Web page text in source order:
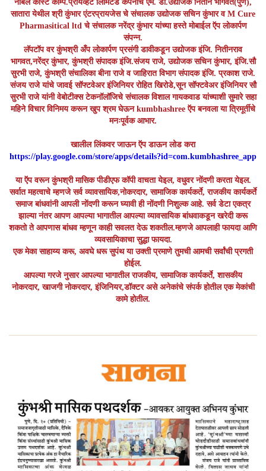
नोबेल कास्ट कॉम्प.प्रायव्हेट लिमिटेड कंपनीचे एम. डी.उद्योजक नितीन भागवत(पुणे),
सातारा येथील श्री कुंभार एंटरप्रायजेस चे संचालक उद्योजक सचिन कुंभार व M Cure
Pharmasitical ltd चे संचालक नरेंद्र कुंभार यांच्या हस्ते मोबाईल ऍप लोकार्पण
संपन्न.
लॅपटॉप वर कुंभश्री अँप लोकार्पण प्रसंगी डावीकडून उद्योजक इंजि. नितीनराव
भागवत,नरेंद्र कुंभार, कुंभश्री संपादक इंजि.संजय राजे, उद्योजक सचिन कुंभार, इंजि.सौ
सुरभी राजे, कुंभश्री संचालिका बीना राजे व जाहिरात विभाग संपादक इंजि. प्रकाश राजे.
संजय राजे यांचे जावई सॉफ्टवेअर इंजिनियर रोहित खिरोडे,सून सॉफ्टवेअर इंजिनियर सौ
सुरभी राजे यांनी वेबोटीक्स टेकनॉलॉजिचे संचालक विशाल गायकवाड यांच्याशी सुमारे सहा
महिने विचार विनिमय करून खुप श्रम घेऊन kumbhashree ऍप बनवला या त्रिमूर्तीचे
मनःपूर्वक आभार.
खालील लिंकवर जाऊन ऍप डाऊन लोड करा
https://play.google.com/store/apps/details?id=com.kumbhashree_app
या ऍप वरून कुंभश्री मासिक पीडीएफ कॉपी वाचता येइल, वधुवर नोंदणी करता येइल.
सर्वात महत्वाचे म्हणजे सर्व व्यावसायिक,नोकरदार, सामाजिक कार्यकर्ते, राजकीय कार्यकर्ते
समाज बांधवांनी आपली नोंदणी करून घ्यावी ही नोंदणी निशुल्क आहे. सर्व डेटा एकत्र
झाल्या नंतर आपण आपल्या भागातील आपल्या व्यावसायिक बांधवाकडून खरेदी करू
शकतो ते आपणास बांधव म्हणून काही सवलत देऊ शकतील.म्हणजे आपलाही फायदा आणि
व्यवसायिकाचा सुद्धा फायदा.
एक मेका साहाय्य करू, अवघे धरू सुपंथ या उक्ती प्रमाणे तुमची आमची सर्वांची प्रगती
होईल.
आपल्या गरजे नुसार आपल्या भागातील राजकीय, सामाजिक कार्यकर्ते, शासकीय
नोकरदार, खाजगी नोकरदार, इंजिनियर,डॉक्टर असे अनेकांचे संपर्क होतील एक मेकांची
कामे होतील.